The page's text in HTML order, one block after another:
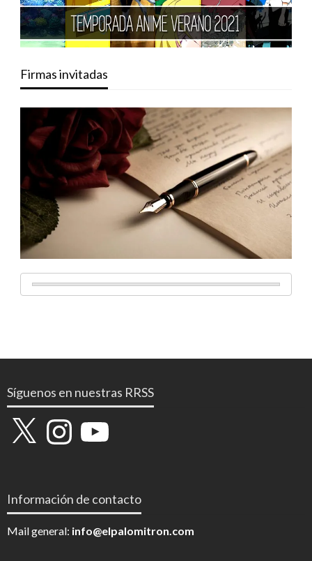
Firmas invitadas
Síguenos en nuestras RRSS
X InstagramYouTube
Información de contacto
Mail general: info@elpalomitron.com